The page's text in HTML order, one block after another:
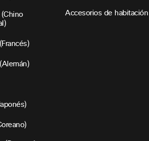
(Chino
Accesorios de habitación